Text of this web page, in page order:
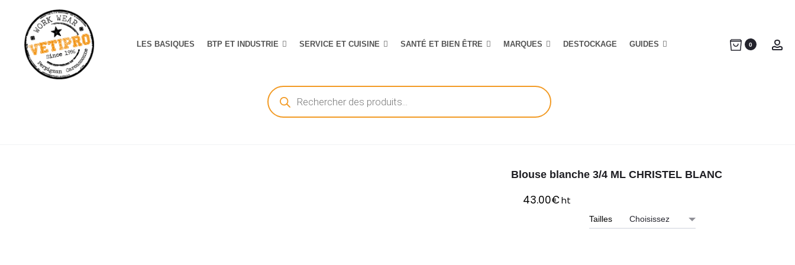
LES BASIQUES BTP ET INDUSTRIE SERVICE ET CUISINE SANTÉ ET BIEN ÊTRE MARQUES DESTOCKAGE GUIDES 0
Recherche
de
produits
Blouse blanche 3/4 ML CHRISTEL BLANC
43.00€ht
Tailles